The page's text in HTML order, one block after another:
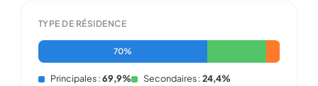
TYPE DE RÉSIDENCE
70%
Principales :69,9% Secondaires :24,4%